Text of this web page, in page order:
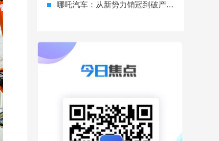
哪吒汽车：从新势力销冠到破产重整，一场跌宕起伏的“闹剧”